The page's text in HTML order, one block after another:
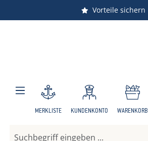
Zum Hauptinhalt springen
Vorteile sichern
MERKLISTE KUNDENKONTO WARENKORB